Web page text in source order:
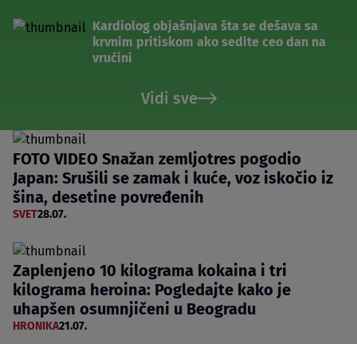
Kardiolog objašnjava šta se dešava sa
krvnim pritiskom ako sedite ceo dan na
vrućini
Vidi sve
FOTO VIDEO Snažan zemljotres pogodio
Japan: Srušili se zamak i kuće, voz iskočio iz
šina, desetine povređenih
SVET28.07.
Zaplenjeno 10 kilograma kokaina i tri
kilograma heroina: Pogledajte kako je
uhapšen osumnjičeni u Beogradu
HRONIKA21.07.